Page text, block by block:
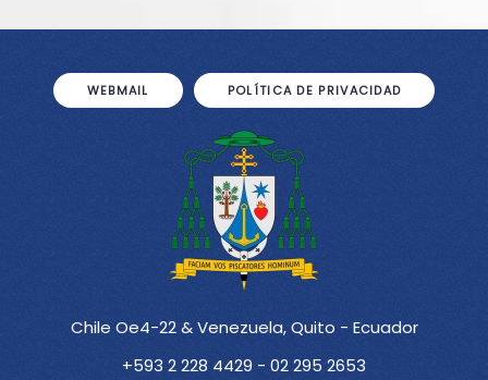
WEBMAIL POLÍTICA DE PRIVACIDAD
Chile Oe4-22 & Venezuela, Quito - Ecuador
+593 2 228 4429 - 02 295 2653